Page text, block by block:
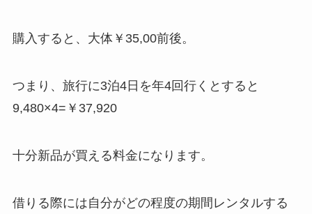
購入すると、大体￥35,00前後。
つまり、旅行に3泊4日を年4回行くとすると
9,480×4=￥37,920
十分新品が買える料金になります。
借りる際には自分がどの程度の期間レンタルする